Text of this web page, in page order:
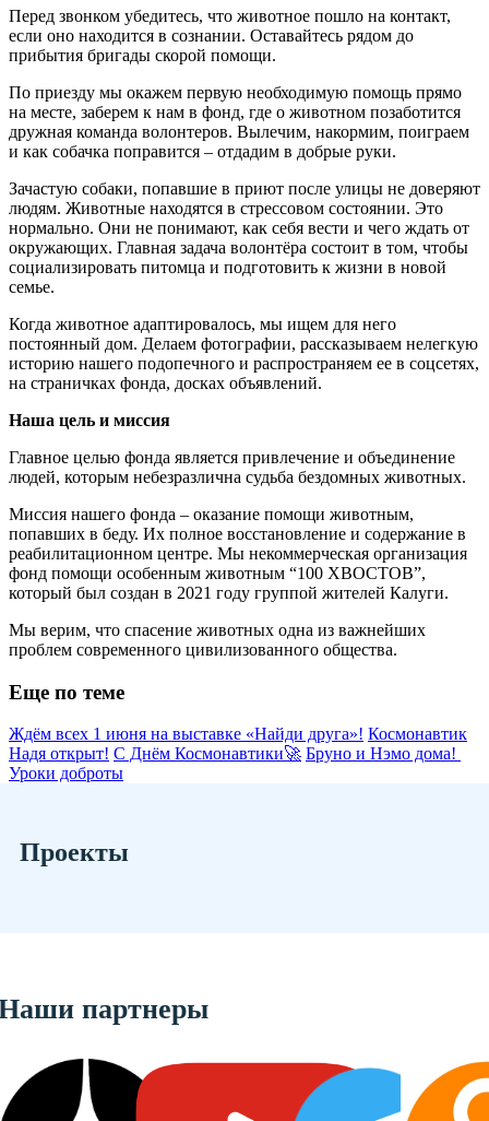
Перед звонком убедитесь, что животное пошло на контакт,
если оно находится в сознании. Оставайтесь рядом до
прибытия бригады скорой помощи.
По приезду мы окажем первую необходимую помощь прямо
на месте, заберем к нам в фонд, где о животном позаботится
дружная команда волонтеров. Вылечим, накормим, поиграем
и как собачка поправится – отдадим в добрые руки.
Зачастую собаки, попавшие в приют после улицы не доверяют
людям. Животные находятся в стрессовом состоянии. Это
нормально. Они не понимают, как себя вести и чего ждать от
окружающих. Главная задача волонтёра состоит в том, чтобы
социализировать питомца и подготовить к жизни в новой
семье.
Когда животное адаптировалось, мы ищем для него
постоянный дом. Делаем фотографии, рассказываем нелегкую
историю нашего подопечного и распространяем ее в соцсетях,
на страничках фонда, досках объявлений.
Наша цель и миссия
Главное целью фонда является привлечение и объединение
людей, которым небезразлична судьба бездомных животных.
Миссия нашего фонда – оказание помощи животным,
попавших в беду. Их полное восстановление и содержание в
реабилитационном центре. Мы некоммерческая организация
фонд помощи особенным животным “100 ХВОСТОВ”,
который был создан в 2021 году группой жителей Калуги.
Мы верим, что спасение животных одна из важнейших
проблем современного цивилизованного общества.
Еще по теме
Ждём всех 1 июня на выставке «Найди друга»! Космонавтик
Надя открыт! С Днём Космонавтики🚀 Бруно и Нэмо дома!
Уроки доброты
Проекты
партнеры